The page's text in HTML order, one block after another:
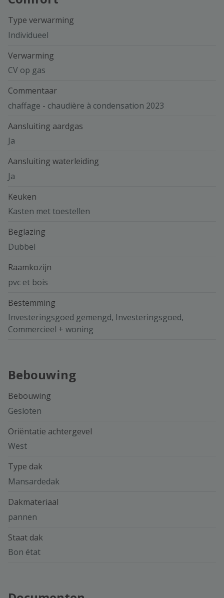
Type verwarming
Individueel
Verwarming
CV op gas
Commentaar
chaffage - chaudière à condensation 2023
Aansluiting aardgas
Ja
Aansluiting waterleiding
Ja
Keuken
Kasten met toestellen
Beglazing
Dubbel
Raamkozijn
pvc et bois
Bestemming
Investeringsgoed gemengd, Investeringsgoed,
Commercieel + woning
Bebouwing
Bebouwing
Gesloten
Oriëntatie achtergevel
West
Type dak
Mansardedak
Dakmateriaal
pannen
Staat dak
Bon état